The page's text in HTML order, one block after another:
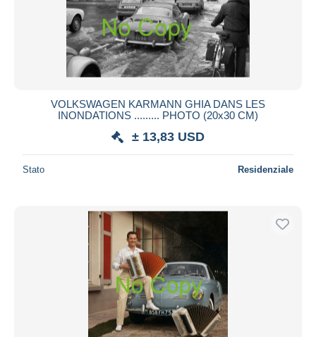
VOLKSWAGEN KARMANN GHIA DANS LES
INONDATIONS ......... PHOTO (20x30 CM)
± 13,83 USD
Stato Residenziale